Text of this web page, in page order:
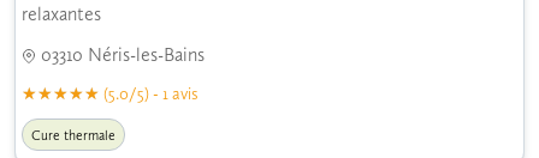
relaxantes
03310 Néris-les-Bains
(5.0/5) - 1 avis
Cure thermale